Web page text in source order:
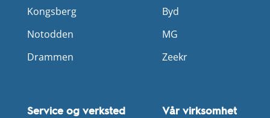
Kongsberg
Notodden
Drammen
Byd
MG
Zeekr
Service og verksted Vår virksomhet